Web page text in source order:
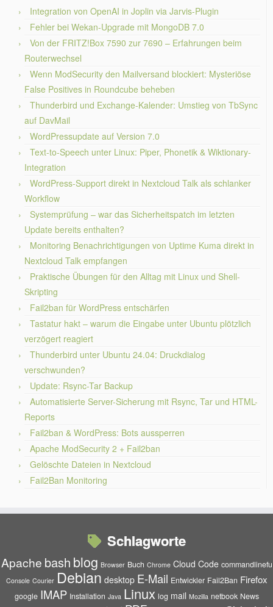
Integration von OpenAI in Joplin via Jarvis-Plugin
Fehler bei Wekan-Upgrade mit MongoDB 7.0
Von der FRITZ!Box 7590 zur 7690 – Erfahrungen beim
Routerwechsel
Wenn ModSecurity den Mailversand blockiert: Mysteriöse
False Positives in Roundcube beheben
Thunderbird und Exchange-Kalender: Umstieg von TbSync
auf DavMail
WordPressupdate auf Version 7.0
Text-to-Speech unter Linux: Piper, Phonetik & Wiktionary-
Integration
WordPress-Support direkt in Nextcloud Talk als schlanker
Workflow
Systemprüfung – war das Sicherheitspatch im letzten
Update bereits enthalten?
Monitoring Benachrichtigungen von Uptime Kuma direkt in
Nextcloud Talk empfangen
Praktische Übungen für den Alltag mit Linux und Shell-
Skripting
Fail2ban für WordPress entschärfen
Tastatur hakt – warum die Eingabe unter Ubuntu plötzlich
verzögert reagiert
Thunderbird unter Ubuntu 24.04: Druckdialog
verschwunden?
Update: Rsync-Tar Backup
Automatisierte Server-Sicherung mit Rsync, Tar und HTML-
Reports
Fail2ban & WordPress: Bots aussperren
Apache ModSecurity 2 + Fail2ban
Gelöschte Dateien in Nextcloud
Fail2Ban Monitoring
Schlagworte
Apache bash blog Browser Buch Chrome Cloud Code commandlinefu
Console Courier Debian desktop E-Mail Entwickler Fail2Ban Firefox
google IMAP Installation Java Linux log mail Mozilla netbook News